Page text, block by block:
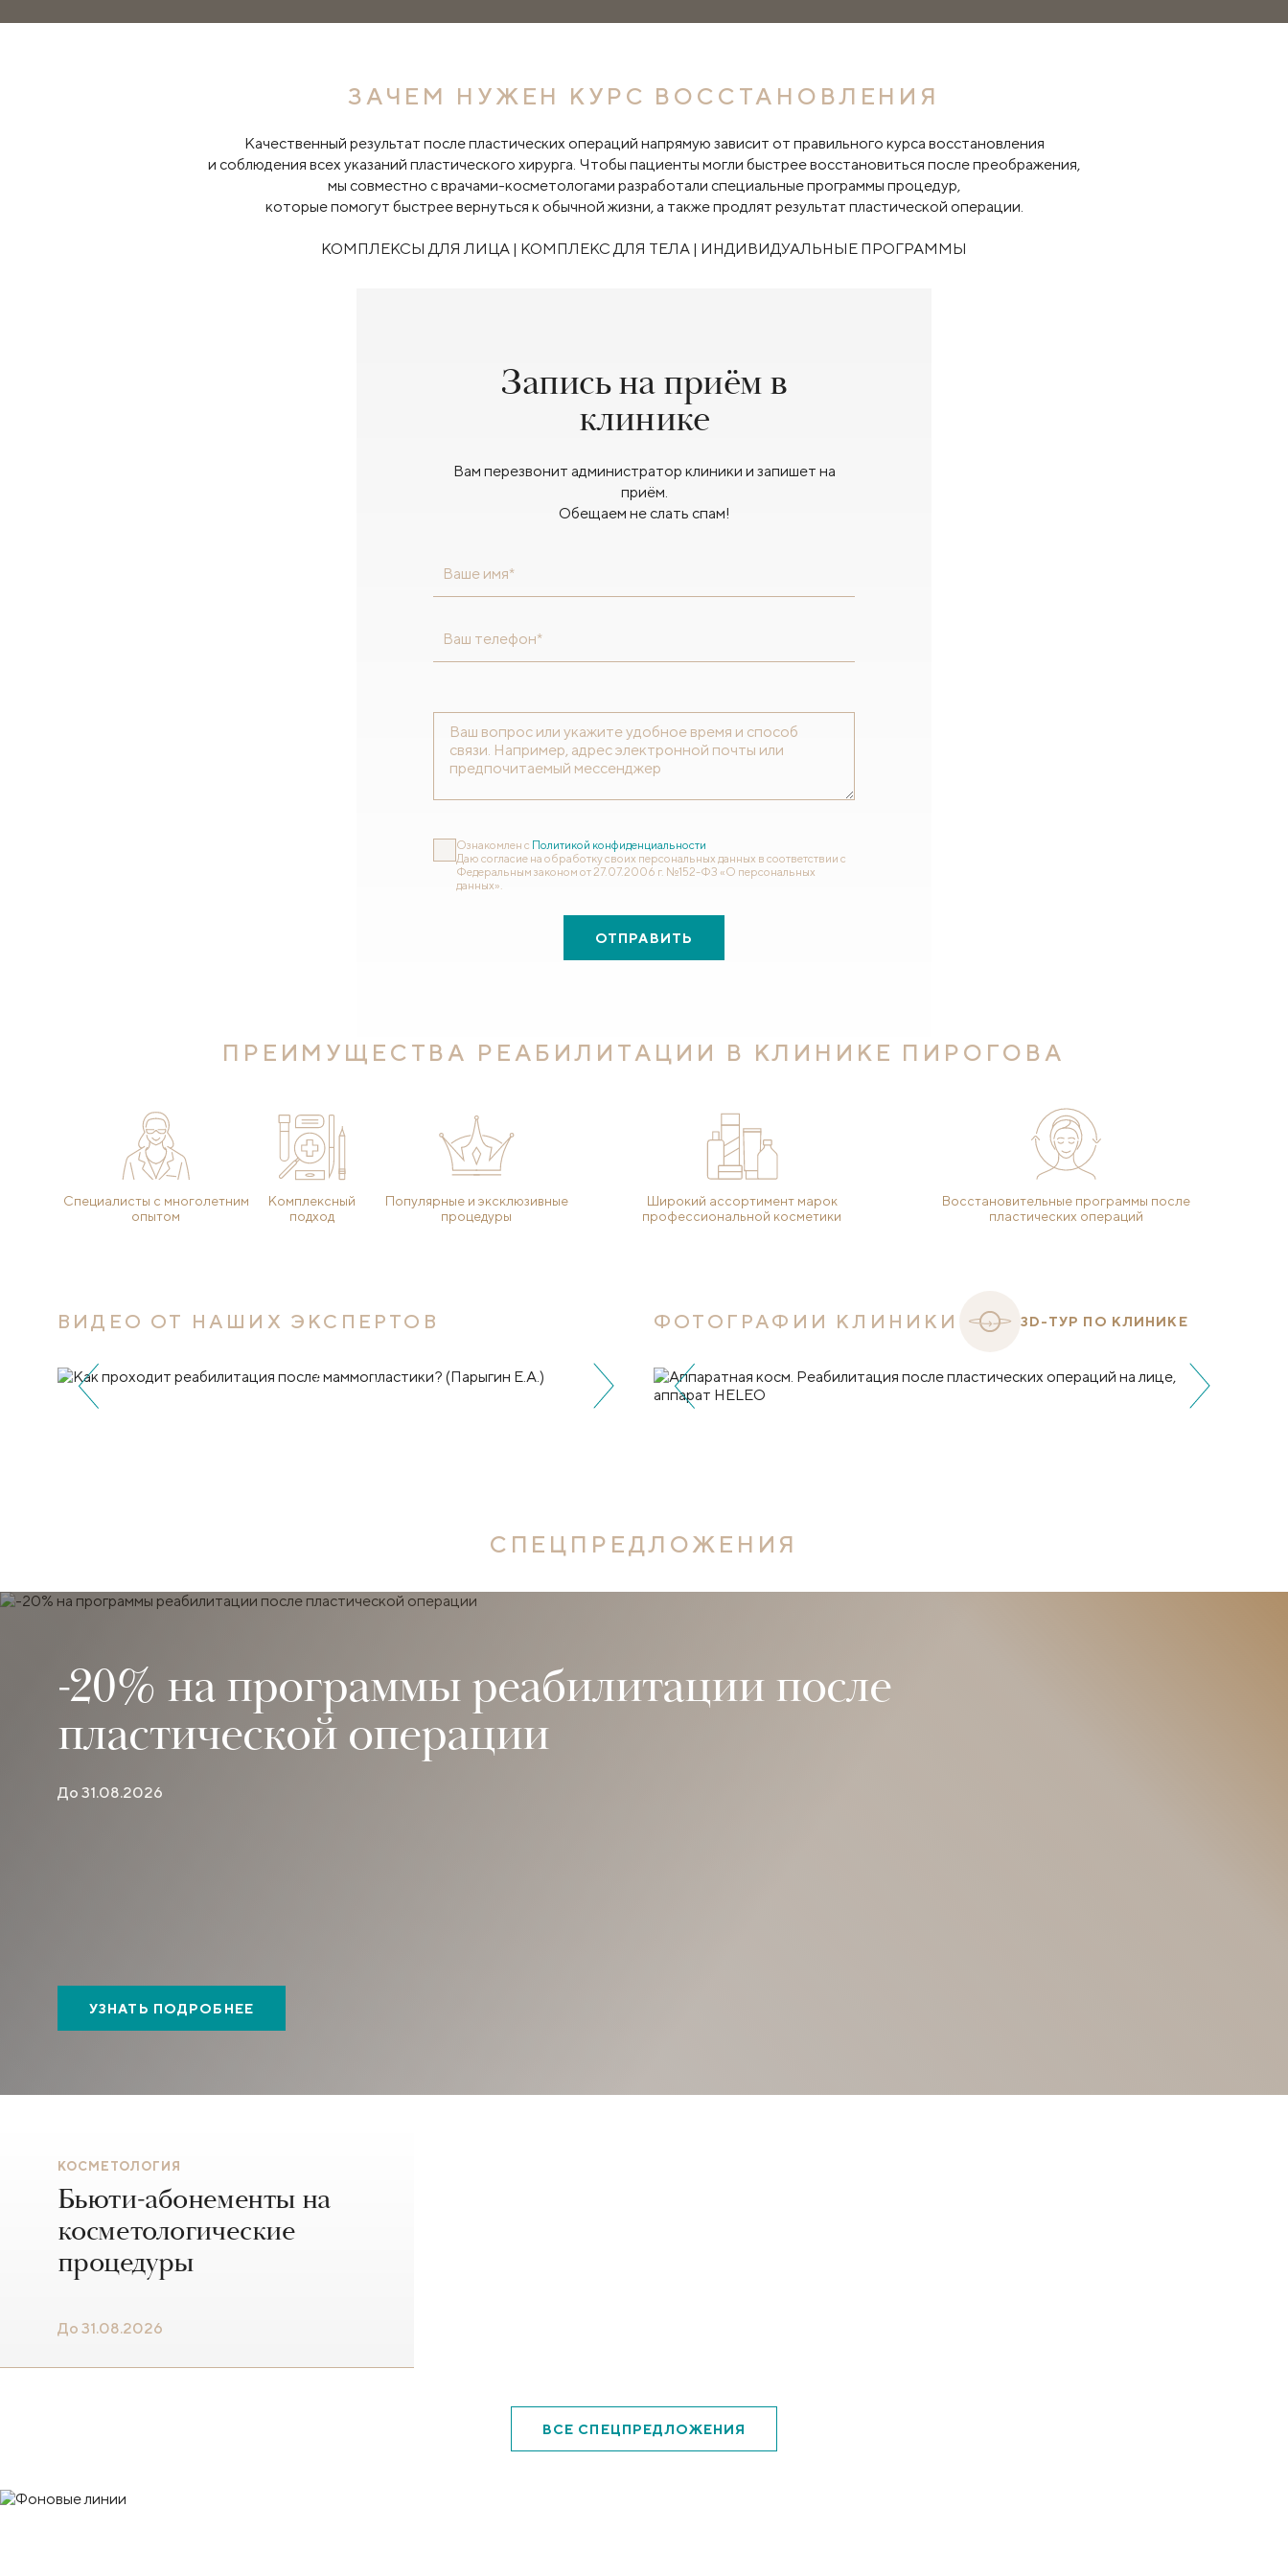
ЗАЧЕМ НУЖЕН КУРС ВОССТАНОВЛЕНИЯ
Качественный результат после пластических операций напрямую зависит от правильного курса восстановления
и соблюдения всех указаний пластического хирурга. Чтобы пациенты могли быстрее восстановиться после преображения,
мы совместно с врачами-косметологами разработали специальные программы процедур,
которые помогут быстрее вернуться к обычной жизни, а также продлят результат пластической операции.
КОМПЛЕКСЫ ДЛЯ ЛИЦА | КОМПЛЕКС ДЛЯ ТЕЛА | ИНДИВИДУАЛЬНЫЕ ПРОГРАММЫ
Запись на приём в
клинике
Вам перезвонит администратор клиники и запишет на
приём.
Обещаем не слать спам!
Ваше имя*
Ваш телефон*
Ознакомлен с Политикой конфиденциальности
Даю согласие на обработку своих персональных данных в соответствии с
Федеральным законом от 27.07.2006 г. №152-ФЗ «О персональных
данных».
ОТПРАВИТЬ
ПРЕИМУЩЕСТВА РЕАБИЛИТАЦИИ В КЛИНИКЕ ПИРОГОВА
Специалисты с многолетним
опытом
Комплексный
подход
Популярные и эксклюзивные
процедуры
Широкий ассортимент марок
профессиональной косметики
Восстановительные программы после
пластических операций
ВИДЕО ОТ НАШИХ ЭКСПЕРТОВ ФОТОГРАФИИ КЛИНИКИ 3D-ТУР ПО КЛИНИКЕ
СПЕЦПРЕДЛОЖЕНИЯ
-20% на программы реабилитации после
пластической операции
До 31.08.2026
УЗНАТЬ ПОДРОБНЕЕ
КОСМЕТОЛОГИЯ
Бьюти-абонементы на
косметологические
процедуры
До 31.08.2026
ВСЕ СПЕЦПРЕДЛОЖЕНИЯ